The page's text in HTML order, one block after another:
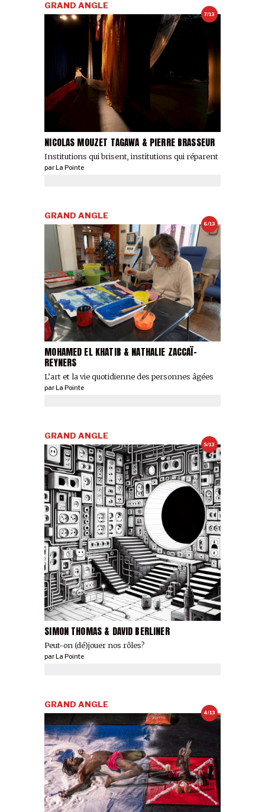
7/13
NICOLAS MOUZET TAGAWA & PIERRE BRASSEUR
Institutions qui brisent, institutions qui réparent
GRAND ANGLE
parLa Pointe
6/13
MOHAMED EL KHATIB & NATHALIE ZACCAÏ-
REYNERS
L’art et la vie quotidienne des personnes âgées
GRAND ANGLE
parLa Pointe
5/13
SIMON THOMAS & DAVID BERLINER
Peut-on (dé)jouer nos rôles?
GRAND ANGLE
parLa Pointe
4/13
GRAND ANGLE